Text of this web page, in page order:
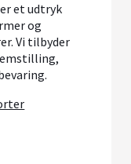
et udtryk
og
Vi tilbyder